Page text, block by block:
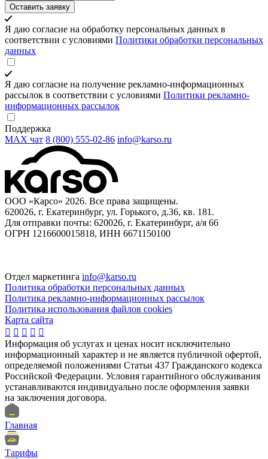
Оставить заявку
Я даю согласие на обработку персональных данных в
соответствии с условиями Политики обработки персональных
данных
Я даю согласие на получение рекламно-информационных
рассылок в соответствии с условиями Политики рекламно-
информационных рассылок
Поддержка
MAX чат 8 (800) 555‑02‑86 info@karso.ru
ООО «Карсо» 2026. Все права защищены.
620026, г. Екатеринбург, ул. Горького, д.36, кв. 181.
Для отправки почты: 620026, г. Екатеринбург, а/я 66
ОГРН 1216600015818, ИНН 6671150100
Отдел маркетинга info@karso.ru
Политика обработки персональных данных
Политика рекламно-информационных рассылок
Политика использования файлов cookies
Карта сайта
    
Информация об услугах и ценах носит исключительно
информационный характер и не является публичной офертой,
определяемой положениями Статьи 437 Гражданского кодекса
Российской Федерации. Условия гарантийного обслуживания
устанавливаются индивидуально после оформления заявки
на заключения договора.
Главная
Тарифы